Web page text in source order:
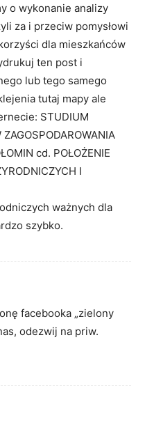
o wykonanie analizy
za i przeciw pomysłowi
dla mieszkańców
ten post i
lub tego samego
tutaj mapy ale
STUDIUM
cd. POŁOŻENIE
I
ważnych dla
szybko.
facebooka „zielony
odezwij na priw.